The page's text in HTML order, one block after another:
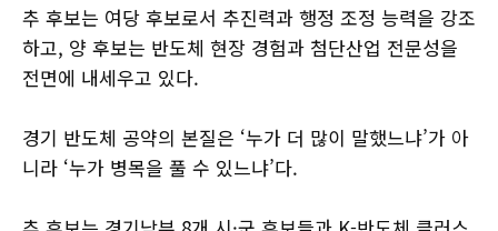
추 후보는 여당 후보로서 추진력과 행정 조정 능력을 강조
하고, 양 후보는 반도체 현장 경험과 첨단산업 전문성을
전면에 내세우고 있다.
경기 반도체 공약의 본질은 ‘누가 더 많이 말했느냐’가 아
니라 ‘누가 병목을 풀 수 있느냐’다.